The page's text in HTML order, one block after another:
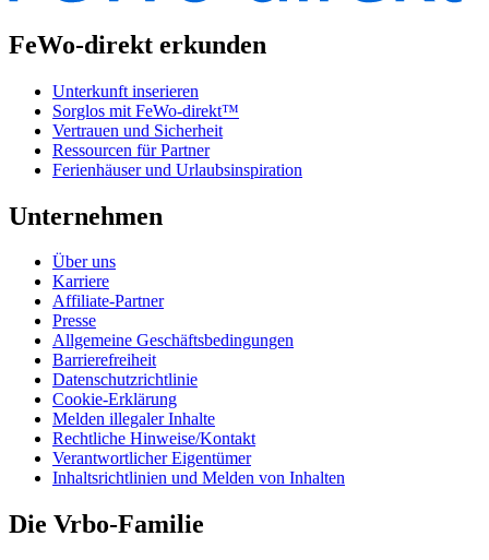
FeWo-direkt erkunden
Unterkunft inserieren
Sorglos mit FeWo-direkt™
Vertrauen und Sicherheit
Ressourcen für Partner
Ferienhäuser und Urlaubsinspiration
Unternehmen
Über uns
Karriere
Affiliate-Partner
Presse
Allgemeine Geschäftsbedingungen
Barrierefreiheit
Datenschutzrichtlinie
Cookie-Erklärung
Melden illegaler Inhalte
Rechtliche Hinweise/Kontakt
Verantwortlicher Eigentümer
Inhaltsrichtlinien und Melden von Inhalten
Die Vrbo-Familie